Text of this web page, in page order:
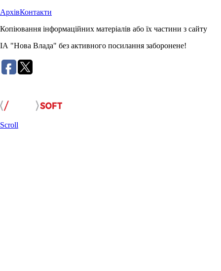
АрхівКонтакти
Копіювання інформаційних матеріалів або їх частини з сайту
ІА "Нова Влада" без активного посилання заборонене!
Scroll